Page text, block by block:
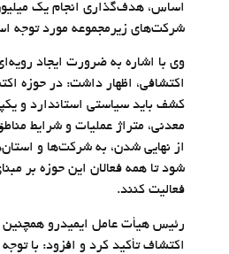
اساس، هدف‌گذاری انجام یک
شرکت‌های زیرمجموعه مورد توجه
وی با اشاره به ضرورت ایجاد
اکتشافی، اظهار داشت: در حوزه
کشف باید سیاستی استاندارد و
معدنی، متراژ عملیات و شرایط
از نهایی شدن، به شرکت‌ها و
شود تا همه فعالان این حوزه بر
فعالیت کنند.
رئیس هیأت عامل ایمیدرو همچنین
اکتشاف تأکید کرد و افزود: با توجه